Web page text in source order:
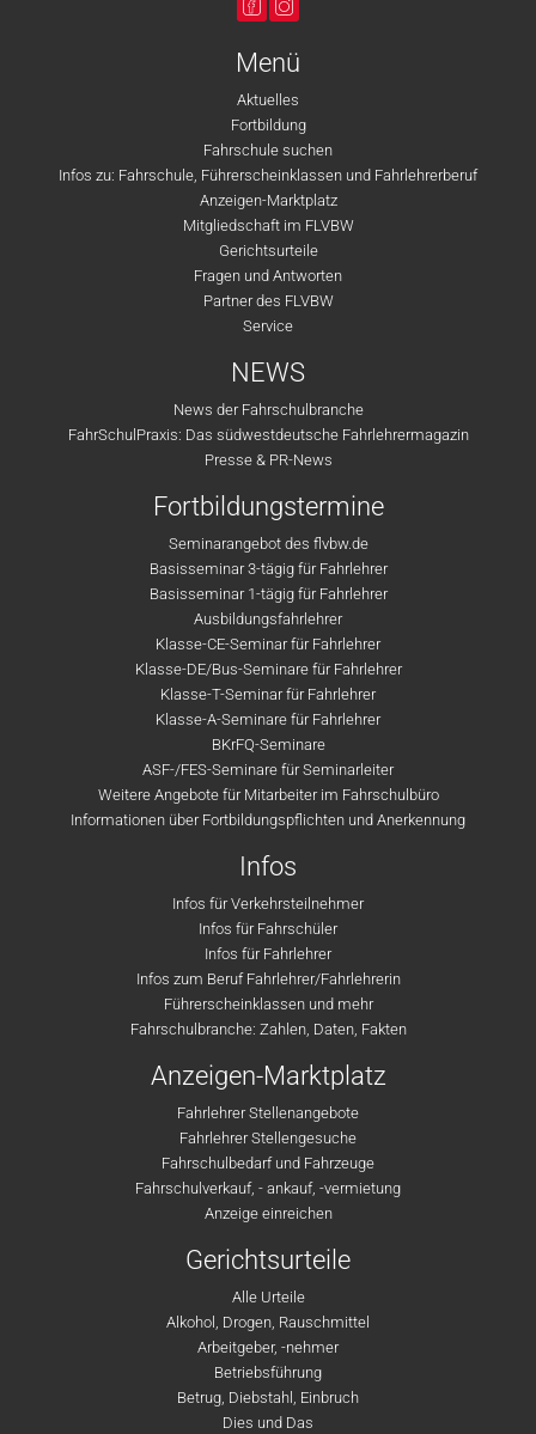
Menü
Aktuelles
Fortbildung
Fahrschule suchen
Infos zu: Fahrschule, Führerscheinklassen und Fahrlehrerberuf
Anzeigen-Marktplatz
Mitgliedschaft im FLVBW
Gerichtsurteile
Fragen und Antworten
Partner des FLVBW
Service
NEWS
News der Fahrschulbranche
FahrSchulPraxis: Das südwestdeutsche Fahrlehrermagazin
Presse & PR-News
Fortbildungstermine
Seminarangebot des flvbw.de
Basisseminar 3-tägig für Fahrlehrer
Basisseminar 1-tägig für Fahrlehrer
Ausbildungsfahrlehrer
Klasse-CE-Seminar für Fahrlehrer
Klasse-DE/Bus-Seminare für Fahrlehrer
Klasse-T-Seminar für Fahrlehrer
Klasse-A-Seminare für Fahrlehrer
BKrFQ-Seminare
ASF-/FES-Seminare für Seminarleiter
Weitere Angebote für Mitarbeiter im Fahrschulbüro
Informationen über Fortbildungspflichten und Anerkennung
Infos
Infos für Verkehrsteilnehmer
Infos für Fahrschüler
Infos für Fahrlehrer
Infos zum Beruf Fahrlehrer/Fahrlehrerin
Führerscheinklassen und mehr
Fahrschulbranche: Zahlen, Daten, Fakten
Anzeigen-Marktplatz
Fahrlehrer Stellenangebote
Fahrlehrer Stellengesuche
Fahrschulbedarf und Fahrzeuge
Fahrschulverkauf, - ankauf, -vermietung
Anzeige einreichen
Gerichtsurteile
Alle Urteile
Alkohol, Drogen, Rauschmittel
Arbeitgeber, -nehmer
Betriebsführung
Betrug, Diebstahl, Einbruch
Dies und Das